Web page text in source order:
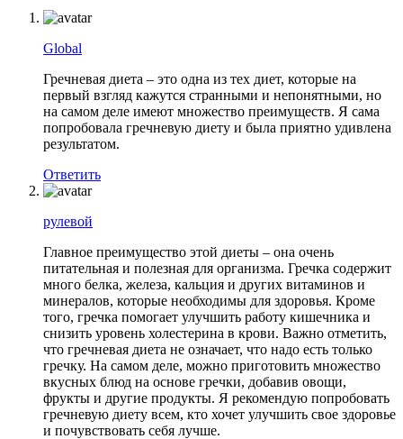
Global
Гречневая диета – это одна из тех диет, которые на
первый взгляд кажутся странными и непонятными, но
на самом деле имеют множество преимуществ. Я сама
попробовала гречневую диету и была приятно удивлена
результатом.
Ответить
рулевой
Главное преимущество этой диеты – она очень
питательная и полезная для организма. Гречка содержит
много белка, железа, кальция и других витаминов и
минералов, которые необходимы для здоровья. Кроме
того, гречка помогает улучшить работу кишечника и
снизить уровень холестерина в крови. Важно отметить,
что гречневая диета не означает, что надо есть только
гречку. На самом деле, можно приготовить множество
вкусных блюд на основе гречки, добавив овощи,
фрукты и другие продукты. Я рекомендую попробовать
гречневую диету всем, кто хочет улучшить свое здоровье
и почувствовать себя лучше.